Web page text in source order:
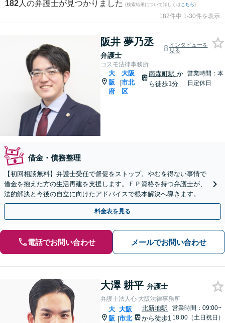
182 人の弁護士が見つかりました (検索結果について詳しくは こちら)
182件中 1-30件を表示
阪井 夢乃丞
弁護士
インタビューを
見る
コスモ法律事務所
大
阪
府
|
大阪
市北
区
南森町駅 か
ら徒歩1分
営業時間：本
日定休日
借金・債務整理
【初回相談無料】弁護士受任で督促をストップ。やむを得ない事情で
借金を抱えた方の生活再建を支援します。ＦＰ資格を持つ弁護士が、
法的解決と今後の自立に向けたアドバイスで根本解決へ導きます。
【南森町駅・大阪天満宮駅徒歩1分】
料金表を見る
電話でお問い合わせ メールでお問い合わせ
大澤 耕平 弁護士
弁護士法人心 大阪法律事務所
大
阪 |
大阪
市北
北新地駅
から徒歩1
営業時間：09:00~
18:00（土日祝日）